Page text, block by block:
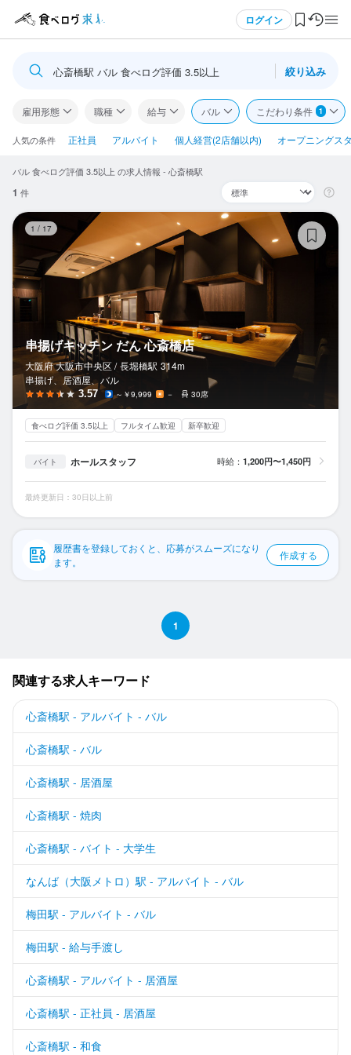
ログイン
ログイン・無料会員登録
食べログ求人TOP
求人検索
閲覧履歴
気になる求人
検索履歴・保存した条件
応募履歴
WEB履歴書
スカウト・メルマガ受信設定
ヘルプ・お問い合わせフォーム
掲載をご検討の店舗様へ
食べログ求人PRESS
プライバシーポリシー
心斎橋駅 バル 食べログ評価 3.5以上 絞り込み
雇用形態 職種 給与 バル こだわり条件 1
人気の条件 正社員 アルバイト 個人経営(2店舗以内) オープニングス
バル 食べログ評価 3.5以上 の求人情報 - 心斎橋駅
1 件
1 / 17
串揚げキッチン だん 心斎橋店
大阪府 大阪市中央区 / 長堀橋駅 314m
串揚げ、居酒屋、バル
3.57 ～￥9,999 － 30席
食べログ評価 3.5以上 フルタイム歓迎 新卒歓迎
バイト ホールスタッフ 時給： 1,200円〜1,450円
最終更新日：30日以上前
履歴書を登録しておくと、応募がスムーズになり
ます。
作成する
1
関連する求人キーワード
心斎橋駅 - アルバイト - バル
心斎橋駅 - バル
心斎橋駅 - 居酒屋
心斎橋駅 - 焼肉
心斎橋駅 - バイト - 大学生
なんば（大阪メトロ）駅 - アルバイト - バル
梅田駅 - アルバイト - バル
梅田駅 - 給与手渡し
心斎橋駅 - アルバイト - 居酒屋
心斎橋駅 - 正社員 - 居酒屋
心斎橋駅 - 和食